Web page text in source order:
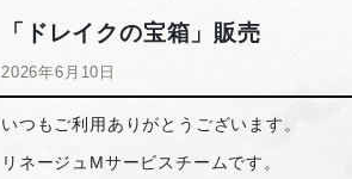
「ドレイクの宝箱」販売
2026年6月10日
いつもご利用ありがとうございます。
リネージュMサービスチームです。